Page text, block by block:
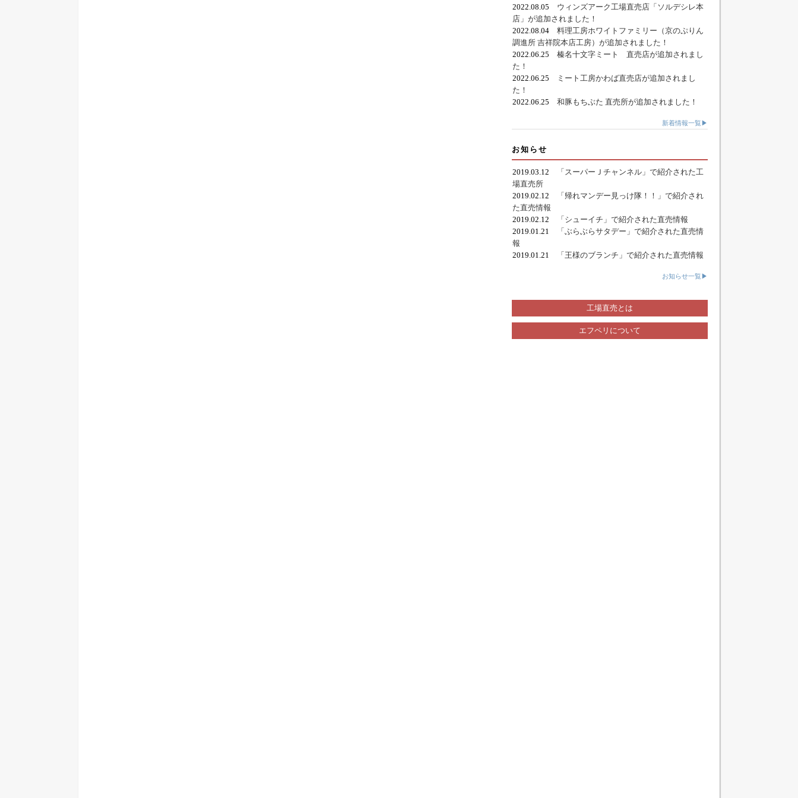
2022.08.05 ウィンズアーク工場直売店「ソルデシレ本
店」が追加されました！
2022.08.04 料理工房ホワイトファミリー（京のぷりん
調進所 吉祥院本店工房）が追加されました！
2022.06.25 榛名十文字ミート 直売店が追加されまし
た！
2022.06.25
ミート工房かわば直売店が追加されまし
た！
2022.06.25 和豚もちぶた 直売所が追加されました！
新着情報一覧▶
お知らせ
2019.03.12
「スーパーＪチャンネル」で紹介された工
場直売所
2019.02.12
「帰れマンデー見っけ隊！！」で紹介され
た直売情報
2019.02.12
「シューイチ」で紹介された直売情報
2019.01.21
「ぶらぶらサタデー」で紹介された直売情
報
2019.01.21
「王様のブランチ」で紹介された直売情報
お知らせ一覧▶
工場直売とは
エフペリについて